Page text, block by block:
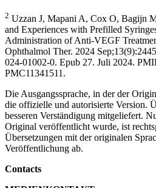
2 Uzzan J, Mapani A, Cox O, Bagijn
and Experiences with Prefilled
Administration of Anti-VEGF
Ophthalmol Ther. 2024
024-01002-0. Epub 27. Juli 2024.
PMC11341511.
Die Ausgangssprache, in der der
die offizielle und autorisierte Version.
besseren Verständigung mitgeliefert.
Original veröffentlicht wurde, ist
Übersetzungen mit der originalen
Veröffentlichung ab.
Contacts